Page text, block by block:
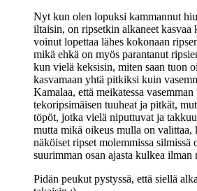
Nyt kun olen lopuksi kammannut
iltaisin, on ripsetkin alkaneet kasvaa
voinut lopettaa lähes kokonaan
mikä ehkä on myös parantanut
kun vielä keksisin, miten saan tuon
kasvamaan yhtä pitkiksi kuin
Kamalaa, että meikatessa
tekoripsimäisen tuuheat ja pitkät,
töpöt, jotka vielä niputtuvat ja
mutta mikä oikeus mulla on valittaa,
näköiset ripset molemmissa silmissä
suurimman osan ajasta kulkea ilman
Pidän peukut pystyssä, että siellä